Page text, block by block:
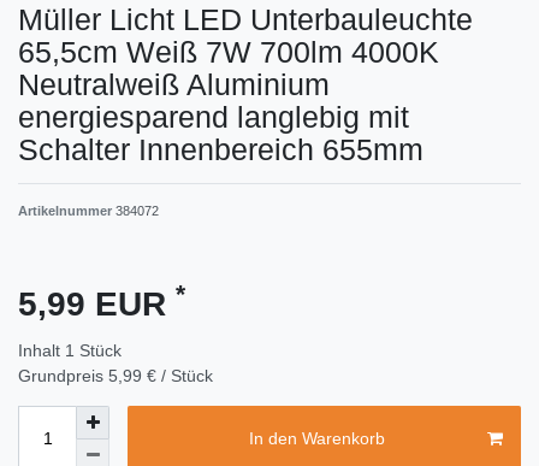
Müller Licht LED Unterbauleuchte
65,5cm Weiß 7W 700lm 4000K
Neutralweiß Aluminium
energiesparend langlebig mit
Schalter Innenbereich 655mm
Artikelnummer 384072
5,99 EUR *
Inhalt 1 Stück
Grundpreis 5,99 € / Stück
In den Warenkorb